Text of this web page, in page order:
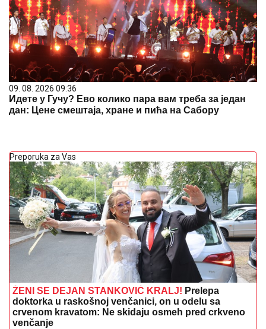
09. 08. 2026 09:36
Идете у Гучу? Ево колико пара вам треба за један
дан: Цене смештаја, хране и пића на Сабору
Preporuka za Vas
ŽENI SE DEJAN STANKOVIĆ KRALJ! Prelepa
doktorka u raskošnoj venčanici, on u odelu sa
crvenom kravatom: Ne skidaju osmeh pred crkveno
venčanje